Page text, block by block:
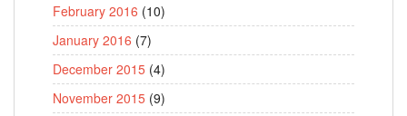
February 2016 (10)
January 2016 (7)
December 2015 (4)
November 2015 (9)